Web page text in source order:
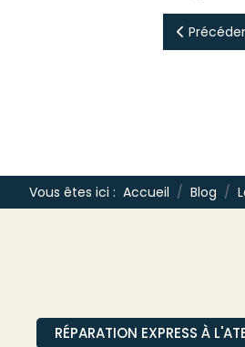
Vous êtes ici : Accueil Blog
RÉPARATION EXPRESS À